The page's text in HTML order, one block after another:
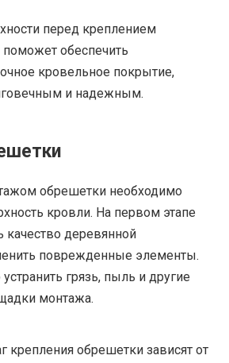
перед креплением
обеспечить
кровельное покрытие,
и надежным.
обрешетки необходимо
кровли. На первом этапе
качество деревянной
поврежденные элементы.
грязь, пыль и другие
монтажа.
крепления обрешетки зависят от